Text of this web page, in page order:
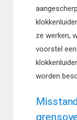
ze werken,
voorstel
worden